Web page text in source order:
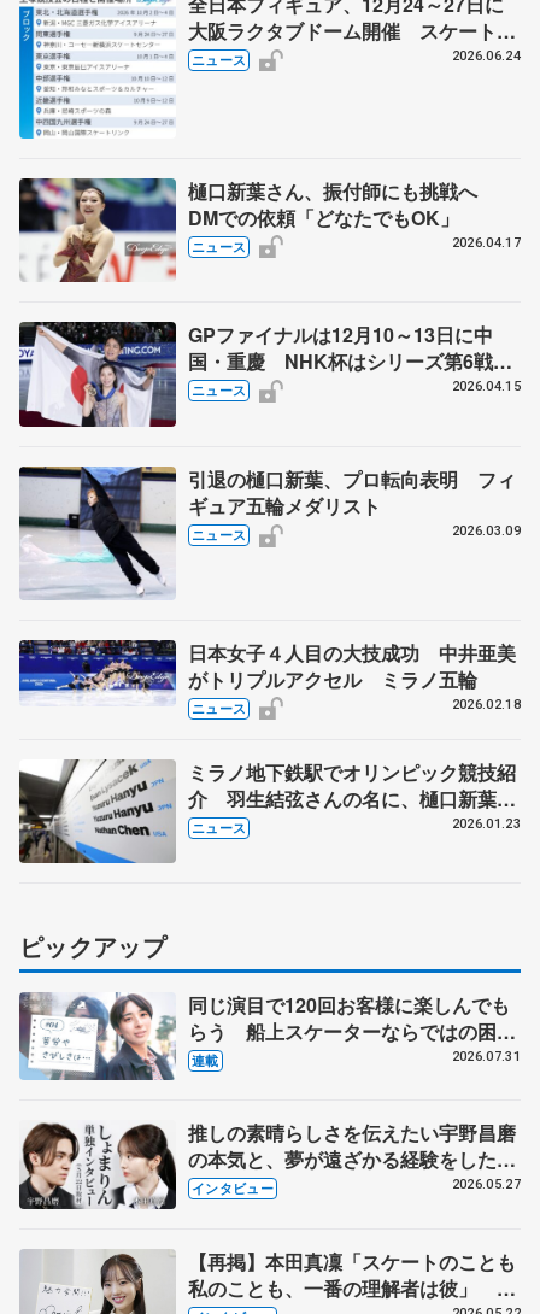
大阪ラクタブドーム開催 スケート連
盟の新シーズン日程
ニュース 2026.06.24
樋口新葉さん、振付師にも挑戦へ
DMでの依頼「どなたでもOK」
ニュース 2026.04.17
GPファイナルは12月10～13日に中
国・重慶 NHK杯はシリーズ第6戦、
11月27～29日に東京 2026～27年シ
ニュース 2026.04.15
引退の樋口新葉、プロ転向表明 フィ
ギュア五輪メダリスト
ニュース 2026.03.09
日本女子４人目の大技成功 中井亜美
がトリプルアクセル ミラノ五輪
ニュース 2026.02.18
ミラノ地下鉄駅でオリンピック競技紹
介 羽生結弦さんの名に、樋口新葉さ
んのジャンプ連続写真も
ニュース 2026.01.23
ピックアップ
同じ演目で120回お客様に楽しんでも
らう 船上スケーターならではの困難
とは 影響あったPIW前キャプテン松
連載 2026.07.31
推しの素晴らしさを伝えたい宇野昌磨
の本気と、夢が遠ざかる経験をした本
田真凜の覚悟
インタビュー 2026.05.27
【再掲】本田真凜「スケートのことも
私のことも、一番の理解者は彼」 引